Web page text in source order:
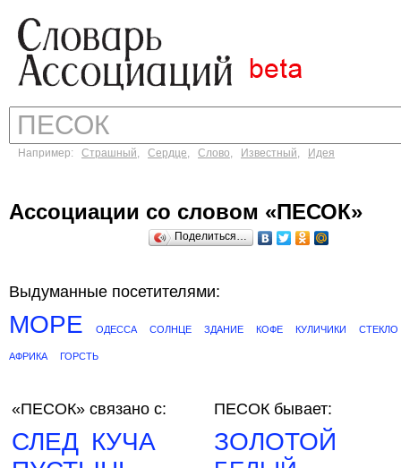
Например: Страшный, Сердце, Слово, Известный, Идея
Ассоциации со словом «ПЕСОК»
Поделиться…
Выдуманные посетителями:
МОРЕ ОДЕССА СОЛНЦЕ ЗДАНИЕ КОФЕ КУЛИЧИКИ СТЕКЛО
АФРИКА ГОРСТЬ
«ПЕСОК» связано с:
СЛЕД КУЧА
ПЕСОК бывает:
ЗОЛОТОЙ